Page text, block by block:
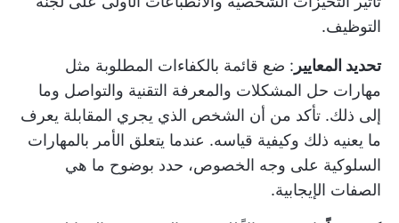
التوظيف.
تحديد المعايير : ضع قائمة بالكفاءات المطلوبة مثل
مهارات حل المشكلات والمعرفة التقنية والتواصل وما
إلى ذلك. تأكد من أن الشخص الذي يجري المقابلة يعرف
ما يعنيه ذلك وكيفية قياسه. عندما يتعلق الأمر بالمهارات
السلوكية على وجه الخصوص، حدد بوضوح ما هي
الصفات الإيجابية.